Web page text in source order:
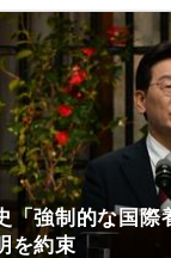
「強制的な国際
を約束